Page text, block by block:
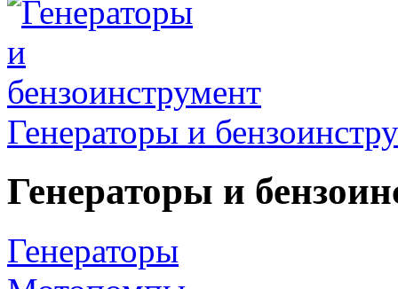
Генераторы и
Генераторы и
Генераторы